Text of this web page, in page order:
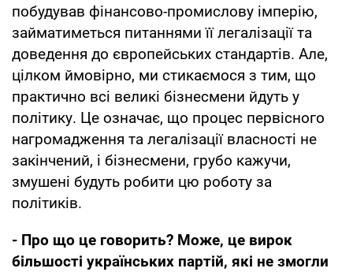
побудував фінансово-промислову імперію,
займатиметься питаннями її легалізації та
доведення до європейських стандартів. Але,
цілком ймовірно, ми стикаємося з тим, що
практично всі великі бізнесмени йдуть у
політику. Це означає, що процес первісного
нагромадження та легалізації власності не
закінчений, і бізнесмени, грубо кажучи,
змушені будуть робити цю роботу за
політиків.
- Про що це говорить? Може, це вирок
більшості українських партій, які не змогли